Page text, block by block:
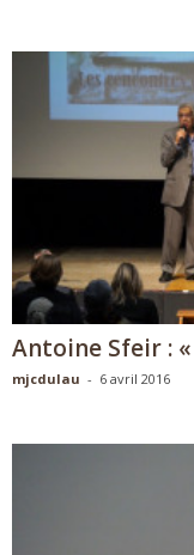
Antoine Sfeir :
mjcdulau - 6 avril 2016